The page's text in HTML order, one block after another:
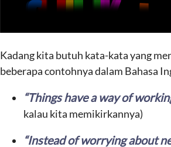
Kadang kita butuh kata-kata yang
beberapa contohnya dalam Bahasa
“Things have a way of
kalau kita memikirkannya)
“Instead of worrying about